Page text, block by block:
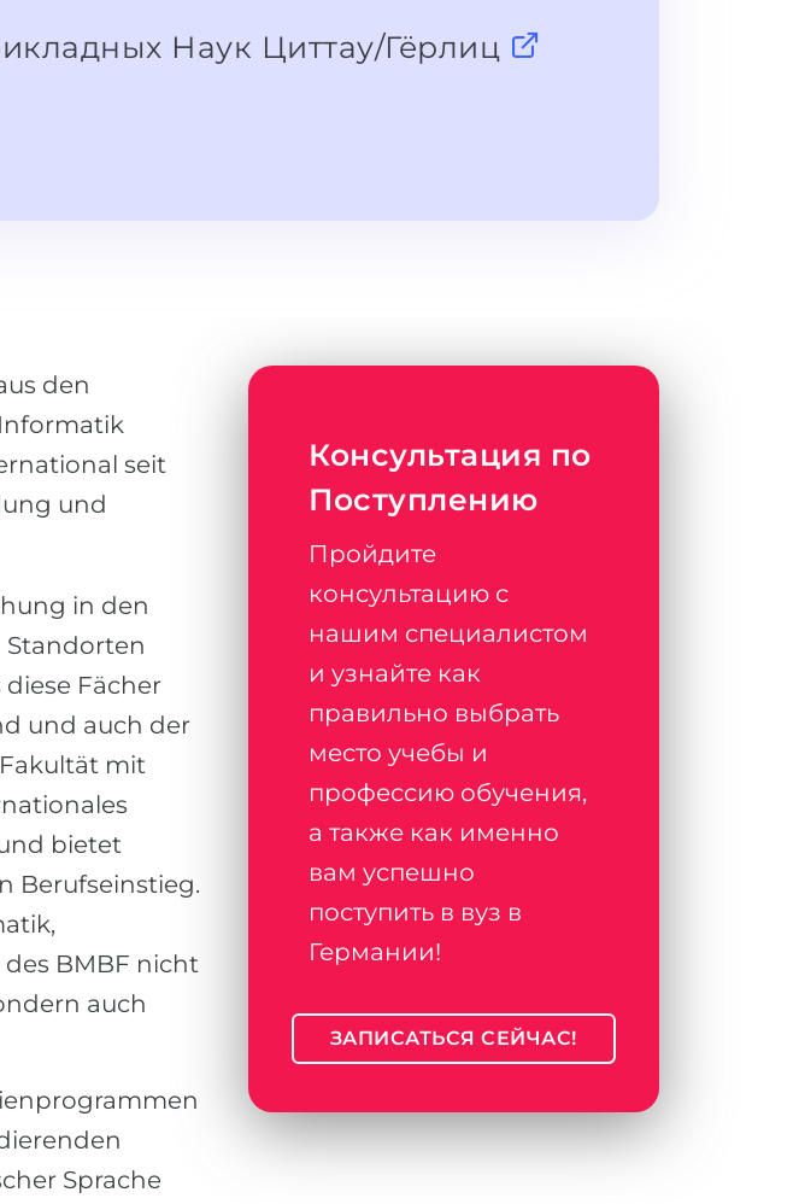
Наук Циттау/Гёрлиц
den
seit
und
in den
Fächer
und auch der
mit
bietet
Berufseinstieg.
BMBF nicht
auch
Sprache
Консультация по
Поступлению
Пройдите
консультацию с
нашим специалистом
и узнайте как
правильно выбрать
место учебы и
профессию обучения,
а также как именно
вам успешно
поступить в вуз в
Германии!
ЗАПИСАТЬСЯ СЕЙЧАС!